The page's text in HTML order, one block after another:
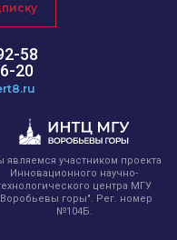
58
20
являемся участником проекта
Инновационного научно-
центра МГУ
горы". Рег. номер
№104Б.